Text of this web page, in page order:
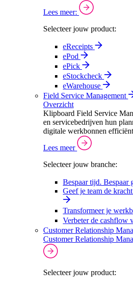
Lees meer:
Selecteer jouw product:
eReceipts
ePod
ePick
eStockcheck
eWarehouse
Field Service Management
Overzicht
Klipboard Field Service
en servicebedrijven hun
digitale werkbonnen
Lees meer
Selecteer jouw branche:
Bespaar tijd. Bespaar
Geef je team de
Transformeer je
Verbeter de cashflow
Customer Relationship
Customer Relationship
Selecteer jouw product: